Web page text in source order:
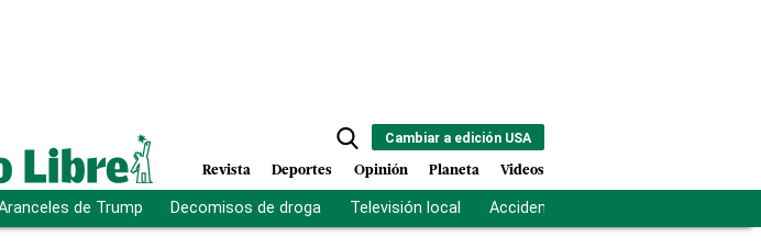
Cambiar a edición USA
Revista Deportes Opinión Planeta Videos
de Trump Decomisos de droga Televisión local Accidente Los Ríos